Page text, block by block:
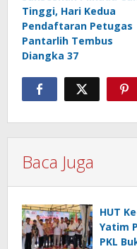
Tinggi, Hari Kedua
Pendaftaran Petugas
Pantarlih Tembus
Diangka 37
Baca Juga
HUT
Yatim
PKL